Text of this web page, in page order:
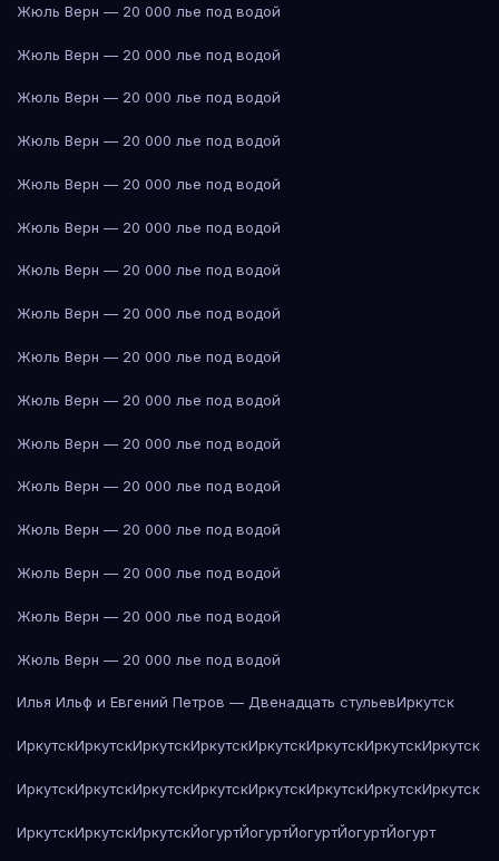
Жюль Верн — 20 000 лье под водой
Жюль Верн — 20 000 лье под водой
Жюль Верн — 20 000 лье под водой
Жюль Верн — 20 000 лье под водой
Жюль Верн — 20 000 лье под водой
Жюль Верн — 20 000 лье под водой
Жюль Верн — 20 000 лье под водой
Жюль Верн — 20 000 лье под водой
Жюль Верн — 20 000 лье под водой
Жюль Верн — 20 000 лье под водой
Жюль Верн — 20 000 лье под водой
Жюль Верн — 20 000 лье под водой
Жюль Верн — 20 000 лье под водой
Жюль Верн — 20 000 лье под водой
Жюль Верн — 20 000 лье под водой
Жюль Верн — 20 000 лье под водой
Илья Ильф и Евгений Петров — Двенадцать стульевИркутск
ИркутскИркутскИркутскИркутскИркутскИркутскИркутскИркутск
ИркутскИркутскИркутскИркутскИркутскИркутскИркутскИркутск
ИркутскИркутскИркутскЙогуртЙогуртЙогуртЙогуртЙогурт